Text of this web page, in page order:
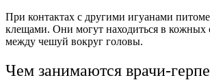
При контактах с другими игуанами
клещами. Они могут находиться в кожных
между чешуй вокруг головы.
Чем занимаются врачи-